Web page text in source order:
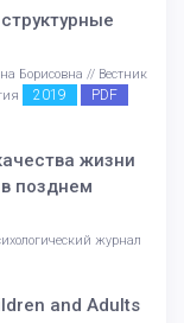
Борисовна // Вестник
2019
PDF
жизни
позднем
журнал
and Adults